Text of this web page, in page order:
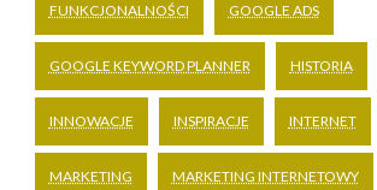
FUNKCJONALNOŚCI GOOGLE ADS
GOOGLE KEYWORD PLANNER HISTORIA
INNOWACJE INSPIRACJE INTERNET
MARKETING MARKETING INTERNETOWY